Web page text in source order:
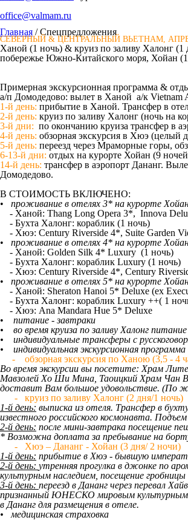
office@valmam.ru
Главная / Спецпредложения
СЕВЕРНЫЙ & ЦЕНТРАЛЬНЫЙ ВЬЕТНАМ,
Ханой (1 ночь) & круиз по заливу Халонг
побережье Южно-Китайского моря, Хойан
Примерная экскурсионная программа &
а/п Домодедово: вылет в Ханой а/к Vietnam
1-й день: прибытие в Ханой. Трансфер в
2-й день: круиз по заливу Халонг (ночь на
3-й дни: по окончанию круиза трансфер в
4-й день: обзорная экскурсия в Хюэ (целый
5-й день: переезд через Мраморные горы,
6-13-й дни: отдых на курорте Хойан (9
14-й день: трансфер в аэропорт Дананг.
Домодедово.
В СТОИМОСТЬ ВКЛЮЧЕНО:
•
проживание в отелях 3* на курорте
- Ханой: Thang Long Opera 3*, Innova
- Бухта Халонг: кораблик (1 ночь)
- Хюэ: Century Riverside 4*, Suite Garden
•
проживание в отелях 4* на курорте
- Ханой: Golden Silk 4* Luxury (1 ночь)
- Бухта Халонг: кораблик Luxury (1 ночь)
- Хюэ: Century Riverside 4*, Century
•
проживание в отелях 5* на курорте
- Ханой: Sheraton Hanoi 5* Deluxe (ex
- Бухта Халонг: кораблик Luxury ++( 1
- Хюэ: Ana Mandara Hue 5* Deluxe
•
питание - завтраки
•
во время круиза по заливу Халонг
•
индивидуальные трансферы c
•
индивидуальная экскурсионная
- обзорная экскурсия по Ханою (3,5 - 4
Во время экскурсии вы посетите: Храм
Мавзолей Хо Ши Мина, Таоицкий Храм Чан
доставит Вам большое удовольствие. (По
- круиз по заливу Халонг (2 дня/1 ночь)
1-й день: выписка из отеля. Трансфер в
известного российского космонавта.
2-й день: после мини-завтрака посещение
* Возможна доплата за пребывание на борту
- Хюэ – Дананг - Хойан (3 дня/ 2 ночи)
1-й день: прибытие в Хюэ - бывшую
2-й день: утренняя прогулка в джонке по
культурным наследием, посещение
3-й день: переезд в Дананг через перевал
признанный ЮНЕСКО мировым культурным
в Дананг для размещения в отеле.
•
медицинская страховка